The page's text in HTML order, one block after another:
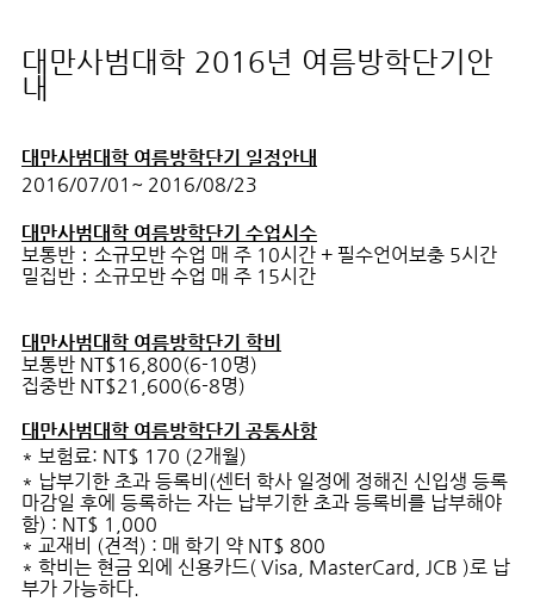
대만사범대학 2016년 여름방학단기안
내
대만사범대학 여름방학단기 일정안내
2016/07/01~ 2016/08/23
대만사범대학 여름방학단기 수업시수
보통반：소규모반 수업 매 주 10시간 + 필수언어보충 5시간
밀집반：소규모반 수업 매 주 15시간
대만사범대학 여름방학단기 학비
보통반 NT$16,800(6-10명)
집중반 NT$21,600(6-8명)
대만사범대학 여름방학단기 공통사항
* 보험료: NT$ 170 (2개월)
* 납부기한 초과 등록비(센터 학사 일정에 정해진 신입생 등록
마감일 후에 등록하는 자는 납부기한 초과 등록비를 납부해야
함) : NT$ 1,000
* 교재비 (견적) : 매 학기 약 NT$ 800
* 학비는 현금 외에 신용카드( Visa, MasterCard, JCB )로 납
부가 가능하다.